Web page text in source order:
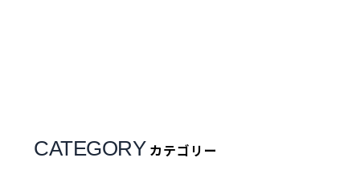
CATEGORY カテゴリー